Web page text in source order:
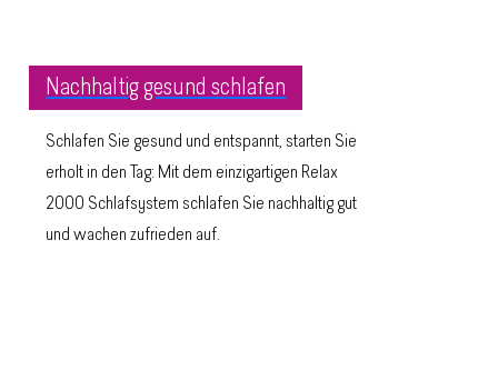
Nachhaltig gesund schlafen
Schlafen Sie gesund und entspannt, starten Sie
erholt in den Tag: Mit dem einzigartigen Relax
2000 Schlafsystem schlafen Sie nachhaltig gut
und wachen zufrieden auf.